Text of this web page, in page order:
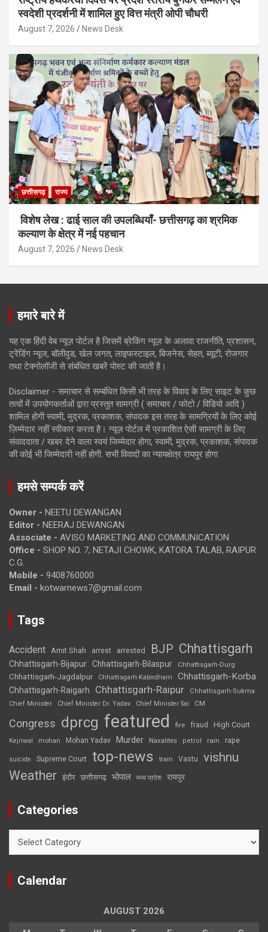
स्वदेशी प्रदर्शनी में शामिल हुए वित्त मंत्री ओपी चौधरी
August 7, 2026 News Desk
छत्तीसगढ़ राज्य
विशेष लेख : ढाई साल की उपलब्धियाँ- छत्तीसगढ़ का श्रमिक
कल्याण के क्षेत्र में नई पहचान
August 7, 2026 News Desk
हमारे बारे में
यह एक हिंदी वेब न्यूज़ पोर्टल है जिसमें ब्रेकिंग न्यूज़ के अलावा राजनीति, प्रशासन,
ट्रेंडिंग न्यूज, बॉलीवुड, खेल जगत, लाइफस्टाइल, बिजनेस, सेहत, ब्यूटी, रोजगार
तथा टेक्नोलॉजी से संबंधित खबरें पोस्ट की जाती है।
Disclaimer - समाचार से सम्बंधित किसी भी तरह के विवाद के लिए साइट के कुछ
तत्वों में उपयोगकर्ताओं द्वारा प्रस्तुत सामग्री ( समाचार / फोटो / विडियो आदि )
शामिल होगी स्वामी, मुद्रक, प्रकाशक, संपादक इस तरह के सामग्रियों के लिए कोई
ज़िम्मेदार नहीं स्वीकार करता है। न्यूज़ पोर्टल में प्रकाशित ऐसी सामग्री के लिए
संवाददाता / खबर देने वाला स्वयं जिम्मेदार होगा, स्वामी, मुद्रक, प्रकाशक, संपादक
की कोई भी जिम्मेदारी नहीं होगी. सभी विवादों का न्यायक्षेत्र रायपुर होगा
हमसे सम्पर्क करें
Owner - NEETU DEWANGAN
Editor - NEERAJ DEWANGAN
Associate - AVISO MARKETING AND COMMUNICATION
Office - SHOP NO. 7, NETAJI CHOWK, KATORA TALAB, RAIPUR
C.G.
Mobile - 9408760000
Email - kotwarnews7@gmail.com
Tags
Accident Amit Shah arrest arrested BJP Chhattisgarh
Chhattisgarh-Bijapur Chhattisgarh-Bilaspur Chhattisgarh-Durg
Chhattisgarh-Jagdalpur Chhattisgarh-Kabirdham Chhattisgarh-Korba
Chhattisgarh-Raigarh Chhattisgarh-Raipur
Chhattisgarh-Sukma
Chief Minister
Chief Minister Dr. Yadav Chief Minister Sai CM
Congress dprcg featured fire fraud High Court
Kejriwal mohan Mohan Yadav Murder Naxalites petrol rain rape
suicide Supreme Court top-news train Vastu vishnu
Weather इंदौर छत्तीसगढ़ भोपाल मध्य प्रदेश रायपुर
Categories
Calendar
AUGUST 2026